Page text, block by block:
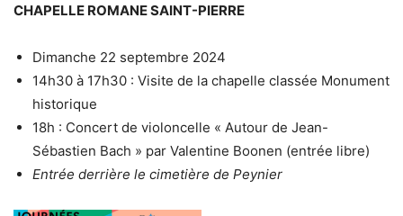
CHAPELLE ROMANE SAINT-PIERRE
Dimanche 22 septembre 2024
14h30 à 17h30 : Visite de la chapelle classée Monument
historique
18h : Concert de violoncelle « Autour de Jean-
Sébastien Bach » par Valentine Boonen (entrée libre)
Entrée derrière le cimetière de Peynier